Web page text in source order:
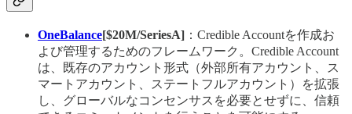
OneBalance[$20M/SeriesA] ：Credible Accountを作成お
よび管理するためのフレームワーク。Credible Account
は、既存のアカウント形式（外部所有アカウント、ス
マートアカウント、ステートフルアカウント）を拡張
し、グローバルなコンセンサスを必要とせずに、信頼